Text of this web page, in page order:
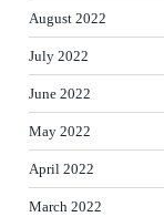
August 2022
July 2022
June 2022
May 2022
April 2022
March 2022